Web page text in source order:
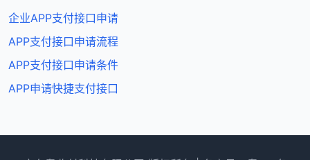
企业APP支付接口申请
APP支付接口申请流程
APP支付接口申请条件
APP申请快捷支付接口